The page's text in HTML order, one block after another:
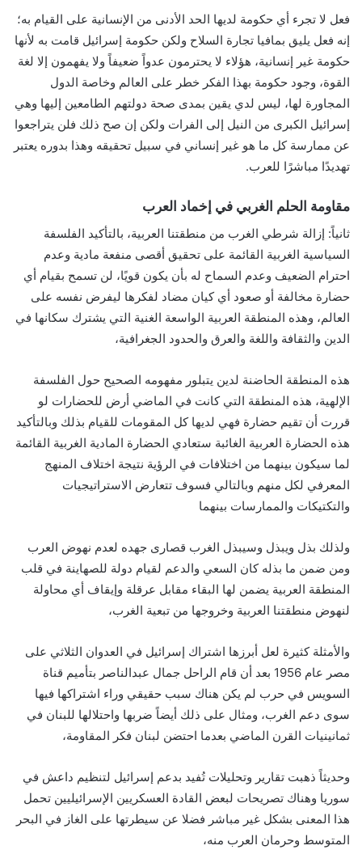
فعل لا تجرء أي حكومة لديها الحد الأدنى من الإنسانية على القيام به؛
إنه فعل يليق بمافيا تجارة السلاح ولكن حكومة إسرائيل قامت به لأنها
حكومة غير إنسانية، هؤلاء لا يحترمون عدواً ضعيفاً ولا يفهمون إلا لغة
القوة، وجود حكومة بهذا الفكر خطر على العالم وخاصة الدول
المجاورة لها، ليس لدي يقين بمدى صحة دولتهم الطامعين إليها وهي
إسرائيل الكبرى من النيل إلى الفرات ولكن إن صح ذلك فلن يتراجعوا
عن ممارسة كل ما هو غير إنساني في سبيل تحقيقه وهذا بدوره يعتبر
تهديدًا مباشرًا للعرب.
مقاومة الحلم الغربي في إخماد العرب
ثانياً: إزالة شرطي الغرب من منطقتنا العربية، بالتأكيد الفلسفة
السياسية الغربية القائمة على تحقيق أقصى منفعة مادية وعدم
احترام الضعيف وعدم السماح له بأن يكون قويًا، لن تسمح بقيام أي
حضارة مخالفة أو صعود أي كيان مضاد لفكرها ليفرض نفسه على
العالم، وهذه المنطقة العربية الواسعة الغنية التي يشترك سكانها في
الدين والثقافة واللغة والعرق والحدود الجغرافية،
هذه المنطقة الحاضنة لدين يتبلور مفهومه الصحيح حول الفلسفة
الإلهية، هذه المنطقة التي كانت في الماضي أرض للحضارات لو
قررت أن تقيم حضارة فهي لديها كل المقومات للقيام بذلك وبالتأكيد
هذه الحضارة العربية الغائبة ستعادي الحضارة المادية الغربية القائمة
لما سيكون بينهما من اختلافات في الرؤية نتيجة اختلاف المنهج
المعرفي لكل منهم وبالتالي فسوف تتعارض الاستراتيجيات
والتكتيكات والممارسات بينهما
ولذلك بذل ويبذل وسيبذل الغرب قصارى جهده لعدم نهوض العرب
ومن ضمن ما بذله كان السعي والدعم لقيام دولة للصهاينة في قلب
المنطقة العربية يضمن لها البقاء مقابل عرقلة وإيقاف أي محاولة
لنهوض منطقتنا العربية وخروجها من تبعية الغرب،
والأمثلة كثيرة لعل أبرزها اشتراك إسرائيل في العدوان الثلاثي على
مصر عام 1956 بعد أن قام الراحل جمال عبدالناصر بتأميم قناة
السويس في حرب لم يكن هناك سبب حقيقي وراء اشتراكها فيها
سوى دعم الغرب، ومثال على ذلك أيضاً ضربها واحتلالها للبنان في
ثمانينيات القرن الماضي بعدما احتضن لبنان فكر المقاومة،
وحديثاً ذهبت تقارير وتحليلات تُفيد بدعم إسرائيل لتنظيم داعش في
سوريا وهناك تصريحات لبعض القادة العسكريين الإسرائيليين تحمل
هذا المعنى بشكل غير مباشر فضلا عن سيطرتها على الغاز في البحر
المتوسط وحرمان العرب منه،